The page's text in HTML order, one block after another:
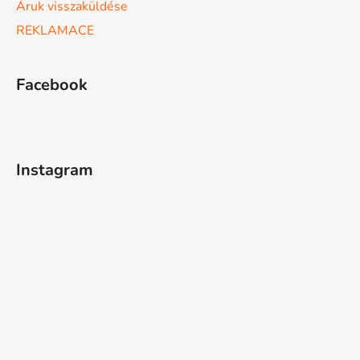
Áruk visszaküldése
REKLAMACE
Facebook
Instagram